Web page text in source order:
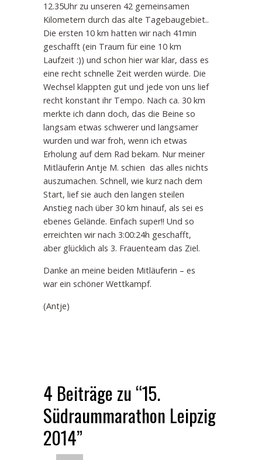
12.35Uhr zu unseren 42 gemeinsamen
Kilometern durch das alte Tagebaugebiet..
Die ersten 10 km hatten wir nach 41min
geschafft (ein Traum für eine 10 km
Laufzeit :)) und schon hier war klar, dass es
eine recht schnelle Zeit werden würde. Die
Wechsel klappten gut und jede von uns lief
recht konstant ihr Tempo. Nach ca. 30 km
merkte ich dann doch, das die Beine so
langsam etwas schwerer und langsamer
wurden und war froh, wenn ich etwas
Erholung auf dem Rad bekam. Nur meiner
Mitläuferin Antje M. schien das alles nichts
auszumachen. Schnell, wie kurz nach dem
Start, lief sie auch den langen steilen
Anstieg nach über 30 km hinauf, als sei es
ebenes Gelände. Einfach super!! Und so
erreichten wir nach 3:00:24h geschafft,
aber glücklich als 3. Frauenteam das Ziel.
Danke an meine beiden Mitläuferin – es
war ein schöner Wettkampf.
(Antje)
4 Beiträge zu “15.
Südraummarathon Leipzig
2014”